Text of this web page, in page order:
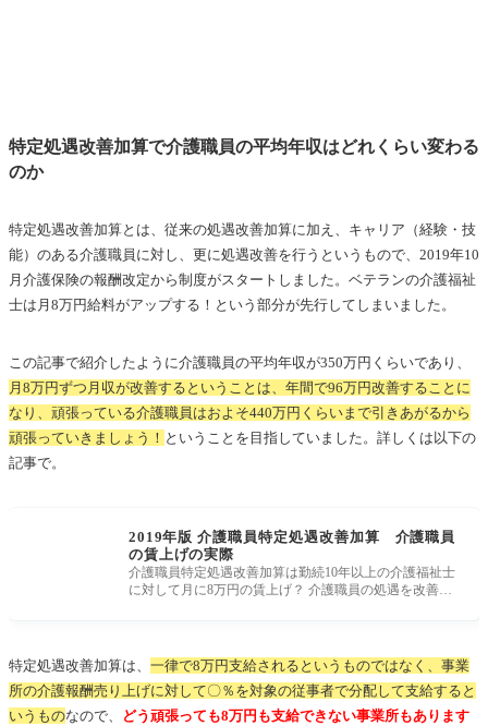
特定処遇改善加算で介護職員の平均年収はどれくらい変わる
のか
特定処遇改善加算とは、従来の処遇改善加算に加え、キャリア（経験・技
能）のある介護職員に対し、更に処遇改善を行うというもので、2019年10
月介護保険の報酬改定から制度がスタートしました。ベテランの介護福祉
士は月8万円給料がアップする！という部分が先行してしまいました。
この記事で紹介したように介護職員の平均年収が350万円くらいであり、
月8万円ずつ月収が改善するということは、年間で96万円改善することに
なり、頑張っている介護職員はおよそ440万円くらいまで引きあがるから
頑張っていきましょう！ ということを目指していました。詳しくは以下の
記事で。
2019年版 介護職員特定処遇改善加算 介護職員
の賃上げの実際
介護職員特定処遇改善加算は勤続10年以上の介護福祉士
に対して月に8万円の賃上げ？ 介護職員の処遇を改善す
特定処遇改善加算は、 一律で8万円支給されるというものではなく、事業
所の介護報酬売り上げに対して〇％を対象の従事者で分配して支給すると
いうものなので、
どう頑張っても8万円も支給できない事業所もあります